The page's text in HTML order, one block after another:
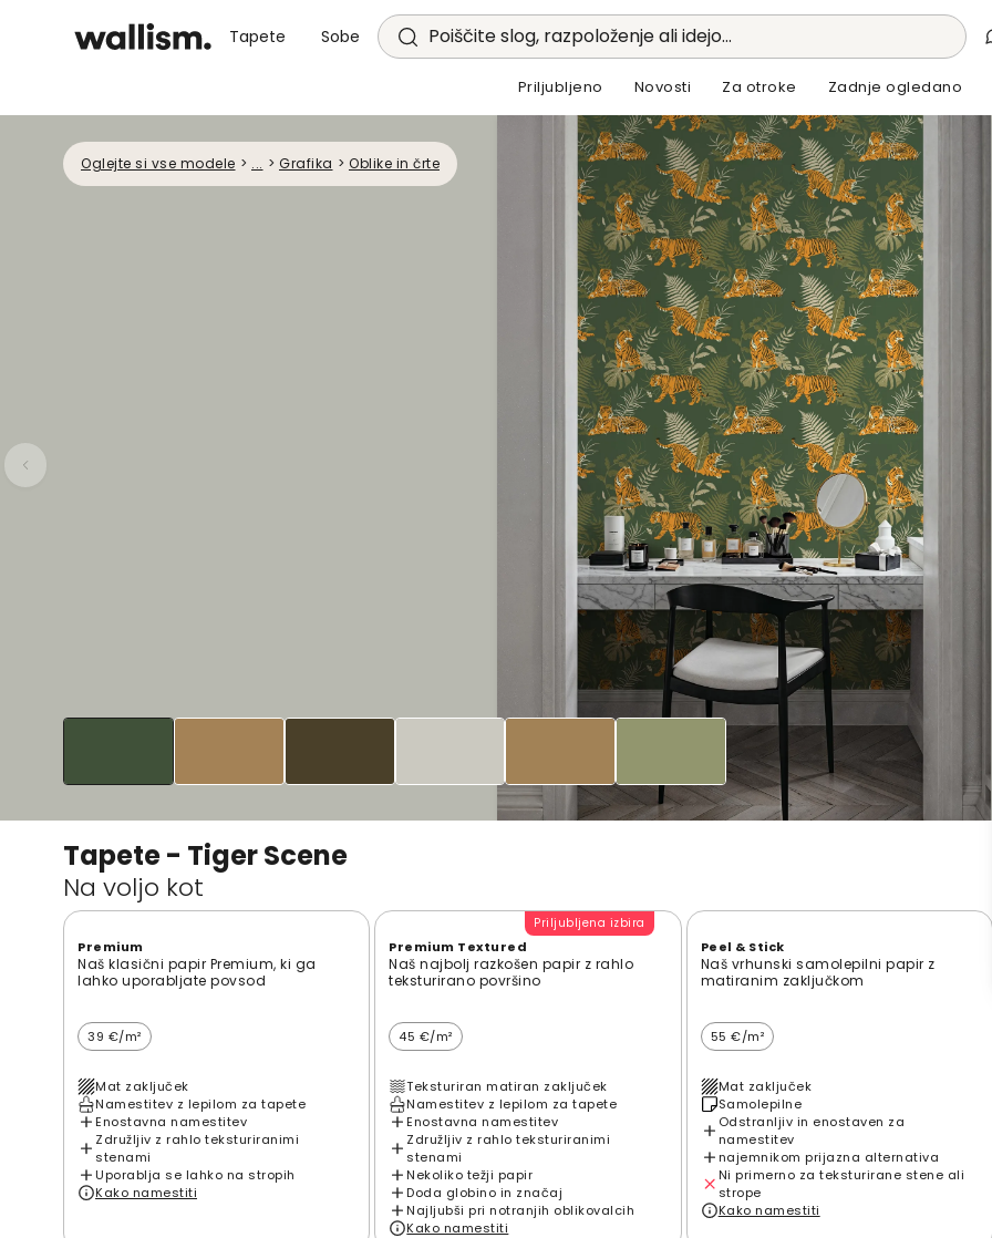
Tapete Sobe Poiščite slog, razpoloženje ali idejo...
Priljubljeno Novosti Za otroke Zadnje ogledano
Oglejte si vse modele > ... > Grafika > Oblike in črte
Tapete - Tiger Scene
Na voljo kot
Premium
Naš klasični papir Premium, ki ga
lahko uporabljate povsod
39 €/m²
Mat zaključek
Namestitev z lepilom za tapete
Enostavna namestitev
Združljiv z rahlo teksturiranimi
stenami
Uporablja se lahko na stropih
Kako namestiti
Priljubljena izbira
Premium Textured
Naš najbolj razkošen papir z rahlo
teksturirano površino
45 €/m²
Teksturiran matiran zaključek
Namestitev z lepilom za tapete
Enostavna namestitev
Združljiv z rahlo teksturiranimi
stenami
Nekoliko težji papir
Doda globino in značaj
Najljubši pri notranjih oblikovalcih
Kako namestiti
Peel & Stick
Naš vrhunski samolepilni papir z
matiranim zaključkom
55 €/m²
Mat zaključek
Samolepilne
Odstranljiv in enostaven za
namestitev
najemnikom prijazna alternativa
Ni primerno za teksturirane stene ali
strope
Kako namestiti